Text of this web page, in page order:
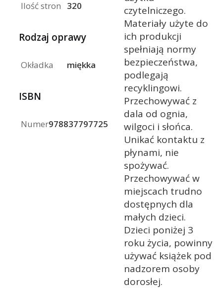
Ilość stron 320
Rodzaj oprawy
Okładka miękka
ISBN
Numer9788377977255
czytelniczego.
Materiały użyte do
ich produkcji
spełniają normy
bezpieczeństwa,
podlegają
recyklingowi.
Przechowywać z
dala od ognia,
wilgoci i słońca.
Unikać kontaktu z
płynami, nie
spożywać.
Przechowywać w
miejscach trudno
dostępnych dla
małych dzieci.
Dzieci poniżej 3
roku życia, powinny
używać książek pod
nadzorem osoby
dorosłej.